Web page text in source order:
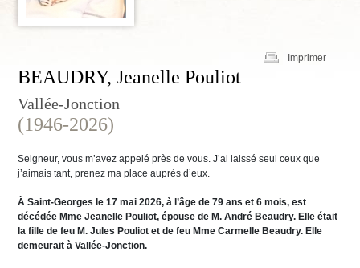
Imprimer
BEAUDRY, Jeanelle Pouliot
Vallée-Jonction
(1946-2026)
Seigneur, vous m’avez appelé près de vous. J’ai laissé seul ceux que
j’aimais tant, prenez ma place auprès d’eux.
À Saint-Georges le 17 mai 2026, à l’âge de 79 ans et 6 mois, est
décédée Mme Jeanelle Pouliot, épouse de M. André Beaudry. Elle était
la fille de feu M. Jules Pouliot et de feu Mme Carmelle Beaudry. Elle
demeurait à Vallée-Jonction.